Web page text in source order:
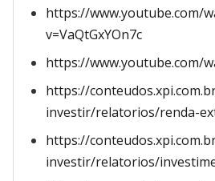
https://www.youtube.com/
v=VaQtGxYOn7c
https://www.youtube.com/
https://
investir/relatorios/renda-
https://
investir/relatorios/